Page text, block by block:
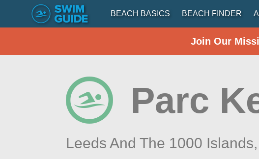
BEACH BASICS BEACH FINDER
Join Our
Parc
Leeds And The 1000 Islands,